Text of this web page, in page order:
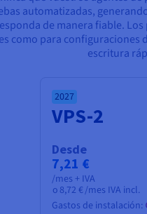
automatizadas,
de manera fiable.
como para configuraciones
escritura
2027
VPS-2
Desde
7,21 €
/mes + IVA
o 8,72 €/mes IVA incl.
Gastos de instalación: